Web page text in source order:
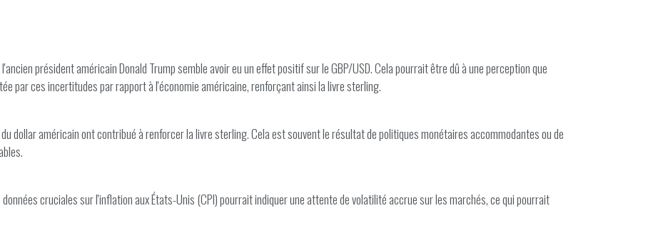
président américain Donald Trump semble avoir eu un effet positif sur le GBP/USD. Cela pourrait être dû à une perception que
par ces incertitudes par rapport à l'économie américaine, renforçant ainsi la livre sterling.
dollar américain ont contribué à renforcer la livre sterling. Cela est souvent le résultat de politiques monétaires accommodantes ou de
cruciales sur l'inflation aux États-Unis (CPI) pourrait indiquer une attente de volatilité accrue sur les marchés, ce qui pourrait